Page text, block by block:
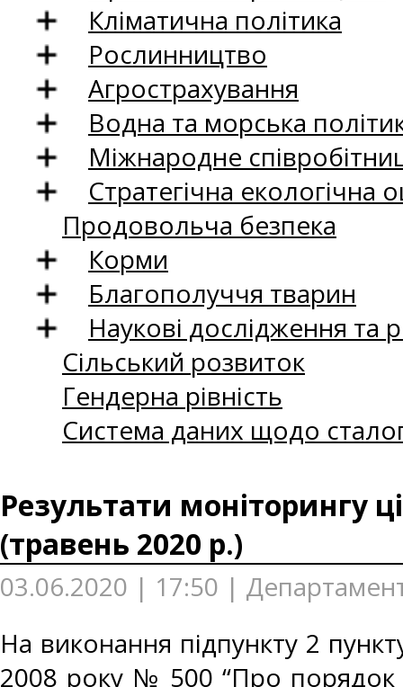
Кліматична політика
Рослинництво
Агрострахування
Водна та морська
Міжнародне
Стратегічна екологічна
Продовольча безпека
Корми
Благополуччя тварин
Наукові дослідження та
Сільський розвиток
Гендерна рівність
Система даних щодо
Результати моніторингу
(травень 2020 р.)
03.06.2020 | 17:50 |
На виконання підпункту 2
2008 року № 500 “Про порядок